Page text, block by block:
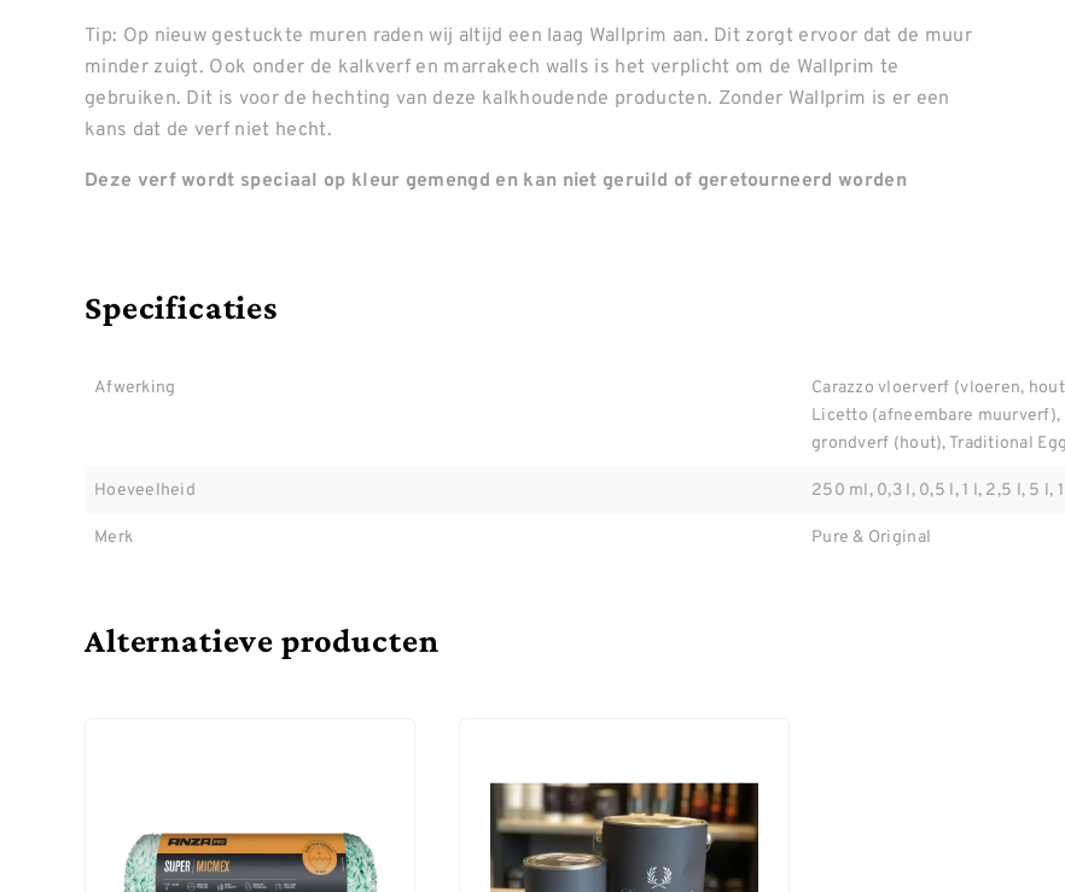
Tip: Op nieuw gestuckte muren raden wij altijd een laag Wallprim aan. Dit zorgt ervoor dat de muur
minder zuigt. Ook onder de kalkverf en marrakech walls is het verplicht om de Wallprim te
gebruiken. Dit is voor de hechting van deze kalkhoudende producten. Zonder Wallprim is er een
kans dat de verf niet hecht.
Deze verf wordt speciaal op kleur gemengd en kan niet geruild of geretourneerd worden
Specificaties
Afwerking
Carazzo vloerverf (vloeren,
Licetto (afneembare
grondverf (hout), Traditional
Hoeveelheid
250 ml, 0,3 l, 0,5 l, 1 l, 2,5 l, 5 l,
Merk
Pure & Original
Alternatieve producten